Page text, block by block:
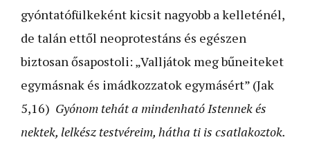
gyóntatófülkeként kicsit nagyobb a kelleténél,
de talán ettől neoprotestáns és egészen
biztosan ősapostoli: „Valljátok meg bűneiteket
egymásnak és imádkozzatok egymásért” (Jak
5,16) Gyónom tehát a mindenható Istennek és
nektek, lelkész testvéreim, hátha ti is csatlakoztok.